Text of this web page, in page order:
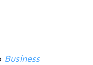
Business